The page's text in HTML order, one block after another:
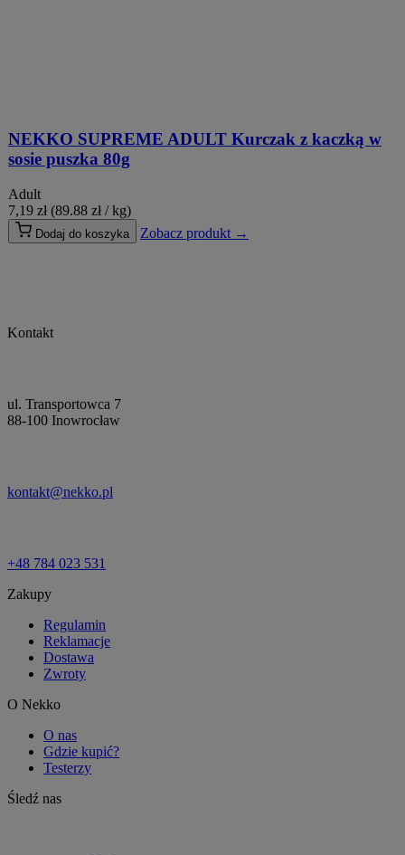
NEKKO SUPREME ADULT Kurczak z kaczką w
sosie puszka 80g
Adult
7,19 zł (89.88 zł / kg)
Dodaj do koszyka Zobacz produkt →
Kontakt
ul. Transportowca 7
88-100 Inowrocław
kontakt@nekko.pl
+48 784 023 531
Zakupy
Regulamin
Reklamacje
Dostawa
Zwroty
O Nekko
O nas
Gdzie kupić?
Testerzy
Śledź nas